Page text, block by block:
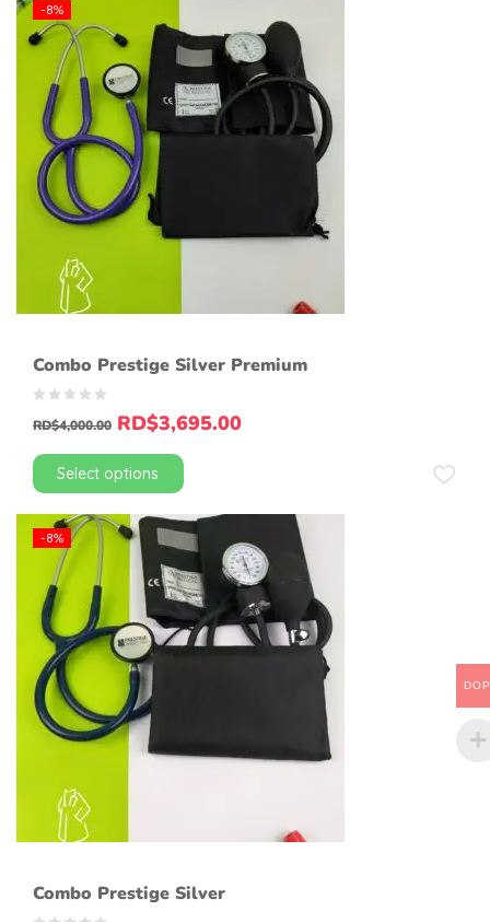
-8%
Combo Prestige Silver Premium
RD$4,000.00 RD$3,695.00
Select options
-8%
Combo Prestige Silver